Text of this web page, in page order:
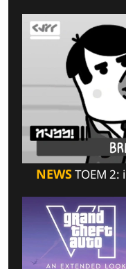
NEWSTOEM 2: